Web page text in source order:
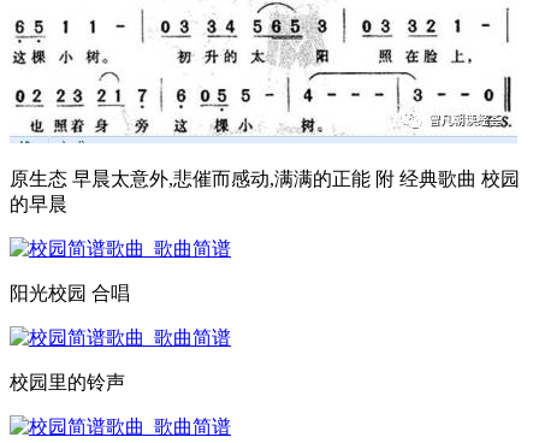
原生态 早晨太意外,悲催而感动,满满的正能 附 经典歌曲 校园
的早晨
阳光校园 合唱
校园里的铃声